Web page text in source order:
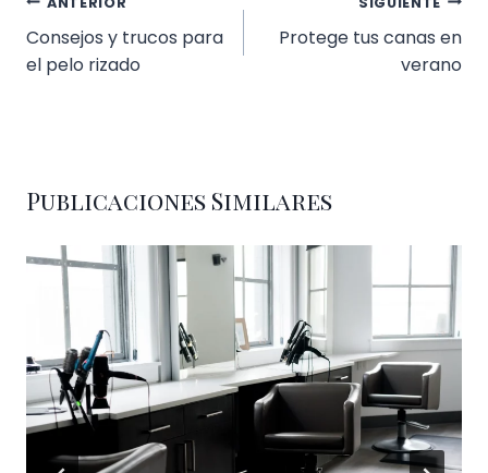
de
entradas
Consejos y trucos para
el pelo rizado
Protege tus canas en
verano
Publicaciones Similares